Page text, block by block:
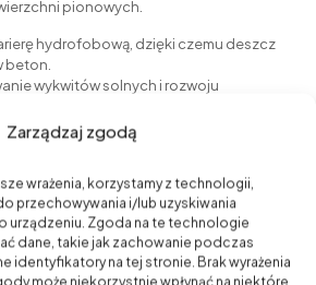
Zarządzaj zgodą
wrażenia, korzystamy z technologii,
przechowywania i/lub uzyskiwania
urządzeniu. Zgoda na te technologie
dane, takie jak zachowanie podczas
identyfikatory na tej stronie. Brak wyrażenia
może niekorzystnie wpłynąć na niektóre
pionowych.
hydrofobową, dzięki czemu deszcz
beton.
wykwitów solnych i rozwoju
– ściana oddycha, a
narażonych na deszcz i
Funcosil OFS